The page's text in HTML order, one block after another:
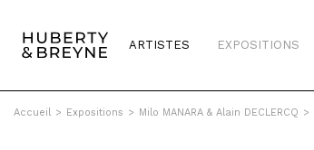
ARTISTES EXPOSITIONS
Accueil > Expositions > Milo MANARA & Alain DECLERCQ >